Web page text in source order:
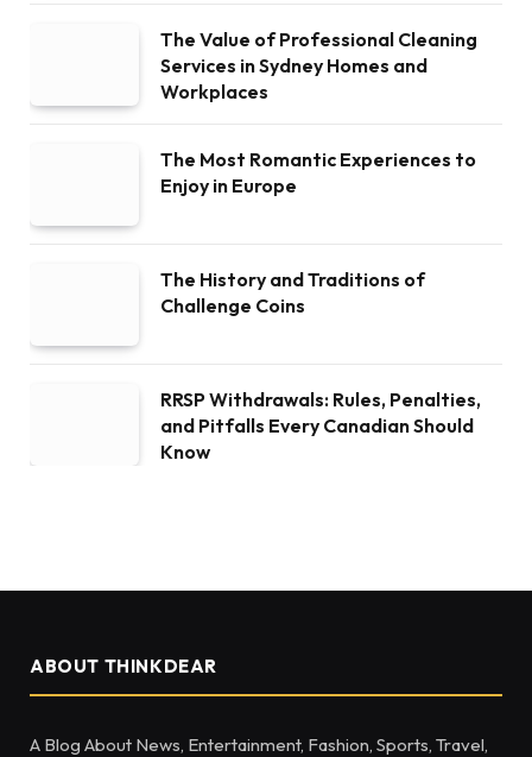
The Value of Professional Cleaning
Services in Sydney Homes and
Workplaces
The Most Romantic Experiences to
Enjoy in Europe
The History and Traditions of
Challenge Coins
RRSP Withdrawals: Rules, Penalties,
and Pitfalls Every Canadian Should
Know
ABOUT THINKDEAR
A Blog About News, Entertainment, Fashion, Sports, Travel,